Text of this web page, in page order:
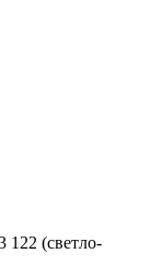
122 (светло-